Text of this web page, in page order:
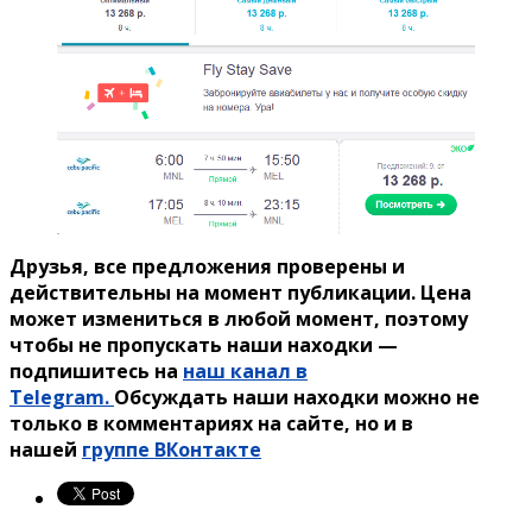
Друзья, все предложения проверены и
действительны на момент публикации. Цена
может измениться в любой момент, поэтому
чтобы не пропускать наши находки —
подпишитесь на наш канал в
Telegram. Обсуждать наши находки можно не
только в комментариях на сайте, но и в
нашей группе ВКонтакте